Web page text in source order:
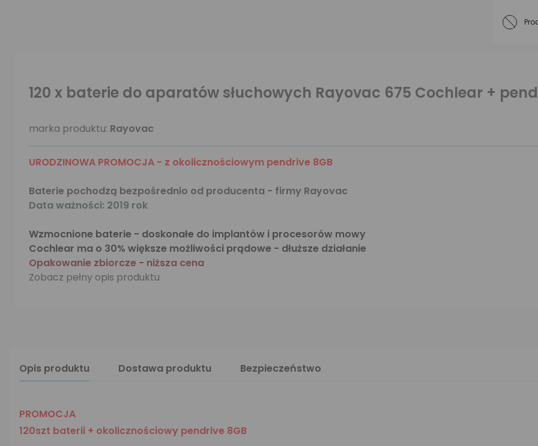
120 x baterie do aparatów słuchowych Rayovac 675 Cochlear +
marka produktu: Rayovac
URODZINOWA PROMOCJA - z okolicznościowym pendrive 8GB
Baterie pochodzą bezpośrednio od producenta - firmy Rayovac
Data ważności: 2019 rok
Wzmocnione baterie - doskonałe do implantów i procesorów mowy
Cochlear ma o 30% większe możliwości prądowe - dłuższe działanie
Opakowanie zbiorcze - niższa cena
Zobacz pełny opis produktu
Opis produktu Dostawa produktu Bezpieczeństwo
PROMOCJA
120szt baterii + okolicznościowy pendrive 8GB